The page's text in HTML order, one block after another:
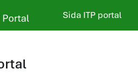
Sida ITP portal